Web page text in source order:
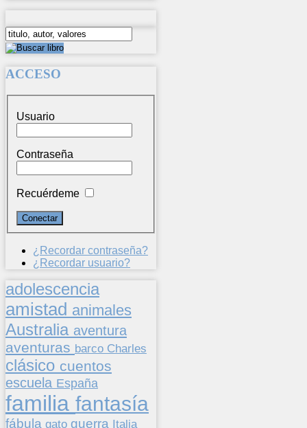
ACCESO
Usuario
Contraseña
Recuérdeme
¿Recordar contraseña?
¿Recordar usuario?
adolescencia
amistad animales
Australia aventura
aventuras barco Charles
clásico cuentos
escuela España
familia fantasía
fábula gato guerra Italia